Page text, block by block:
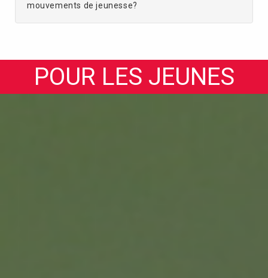
mouvements de jeunesse?
POUR LES JEUNES